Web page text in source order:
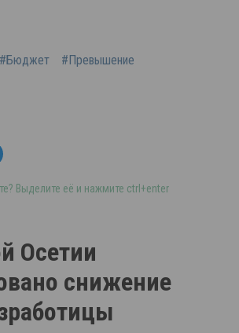
#Бюджет
#Превышение
Выделите её и нажмите ctrl+enter
Осетии
снижение